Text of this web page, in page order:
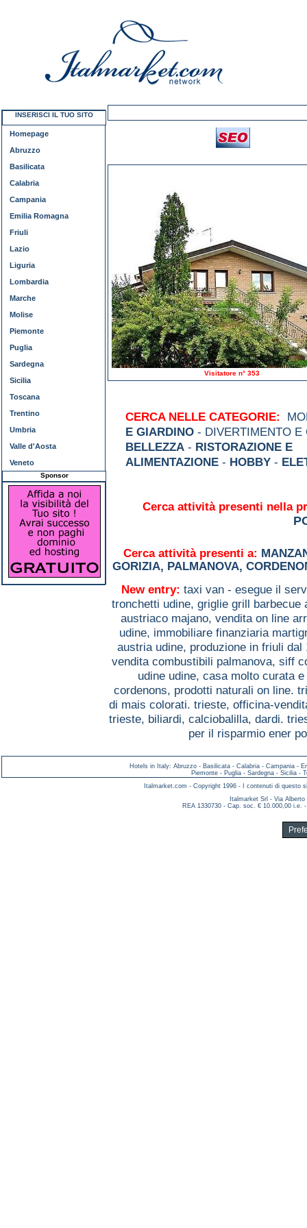
Visitatore n° 353
CERCA NELLE CATEGORIE:
E GIARDINO - DIVERTIMENTO
BELLEZZA - RISTORAZIONE E
ALIMENTAZIONE - HOBBY -
Cerca attività presenti nella
Cerca attività presenti a:
GORIZIA, PALMANOVA,
New entry: taxi van - esegue il
tronchetti udine, griglie grill barbecue
austriaco majano, vendita on line
udine, immobiliare finanziaria
austria udine, produzione in friuli
vendita combustibili palmanova, siff
udine udine, casa molto curata
cordenons, prodotti naturali on line.
di mais colorati. trieste, officina-
trieste, biliardi, calciobalilla, dardi.
per il risparmio ener
INSERISCI IL TUO SITO
Homepage
Abruzzo
Basilicata
Calabria
Campania
Emilia Romagna
Friuli
Lazio
Liguria
Lombardia
Marche
Molise
Piemonte
Puglia
Sardegna
Sicilia
Toscana
Trentino
Umbria
Valle d'Aosta
Veneto
Sponsor
Hotels in Italy: Abruzzo - Basilicata - Calabria - Campania -
Piemonte- Puglia- Sardegna- Sicilia-
Italmarket.com - Copyright 1996 - I contenuti di questo
Italmarket Srl - Via
REA 1330730 - Cap. soc. € 10.000,00 i.e.